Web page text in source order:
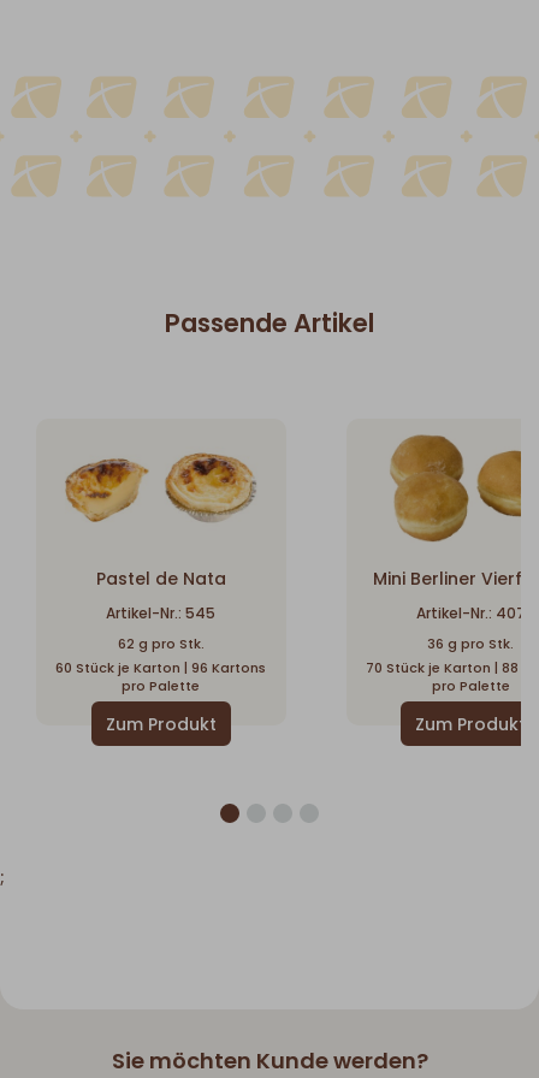
Passende Artikel
Pastel de Nata
Artikel-Nr.: 545
62 g pro Stk.
60 Stück je Karton | 96 Kartons
pro Palette
Mini Berliner
Artikel-Nr.: 407
36 g pro Stk.
70 Stück je Karton | 88
pro Palette
;
Sie möchten Kunde werden?